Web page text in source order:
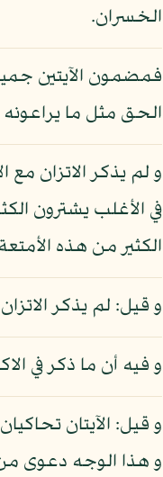
الخسران.
فمضمون الآيتين
الحق مثل ما يراعونه
و لم يذكر الاتزان مع
في الأغلب يشترون
الكثير من هذه
و قيل: لم يذكر
و فيه أن ما ذكر في
و قيل: الآيتان
و هذا الوجه دعوى